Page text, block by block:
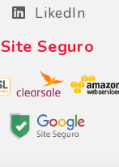
LikedIn
Site Seguro